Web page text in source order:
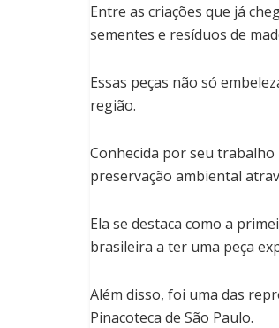
Entre as criações que já
sementes e resíduos de
Essas peças não só
região.
Conhecida por seu
preservação ambiental
Ela se destaca como a
brasileira a ter uma peça
Além disso, foi uma das
Pinacoteca de São Paulo.